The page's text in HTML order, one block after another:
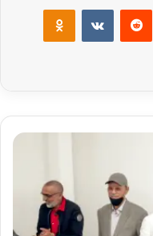
عبر البريد